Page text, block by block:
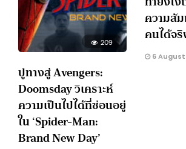
209
ปูทางสู่ Avengers:
Doomsday วิเคราะห์
ความเป็นไปได้ที่ซ่อนอยู่
ใน ‘Spider-Man:
Brand New Day’
ความสั
คนได้จริ
6 August